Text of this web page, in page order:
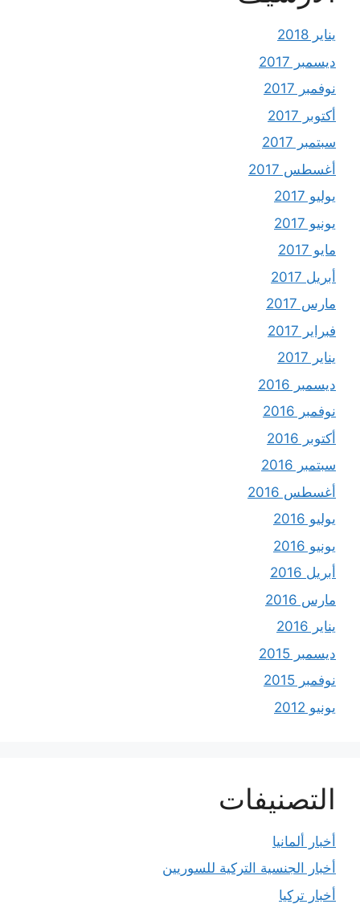
يناير 2018
ديسمبر 2017
نوفمبر 2017
أكتوبر 2017
سبتمبر 2017
أغسطس 2017
يوليو 2017
يونيو 2017
مايو 2017
أبريل 2017
مارس 2017
فبراير 2017
يناير 2017
ديسمبر 2016
نوفمبر 2016
أكتوبر 2016
سبتمبر 2016
أغسطس 2016
يوليو 2016
يونيو 2016
أبريل 2016
مارس 2016
يناير 2016
ديسمبر 2015
نوفمبر 2015
يونيو 2012
التصنيفات
أخبار ألمانيا
أخبار الجنسية التركية للسوريين
أخبار تركيا